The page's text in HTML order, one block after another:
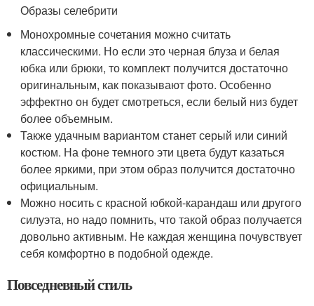
Образы селебрити
Монохромные сочетания можно считать
классическими. Но если это черная блуза и белая
юбка или брюки, то комплект получится достаточно
оригинальным, как показывают фото. Особенно
эффектно он будет смотреться, если белый низ будет
более объемным.
Также удачным вариантом станет серый или синий
костюм. На фоне темного эти цвета будут казаться
более яркими, при этом образ получится достаточно
официальным.
Можно носить с красной юбкой-карандаш или другого
силуэта, но надо помнить, что такой образ получается
довольно активным. Не каждая женщина почувствует
себя комфортно в подобной одежде.
Повседневный стиль